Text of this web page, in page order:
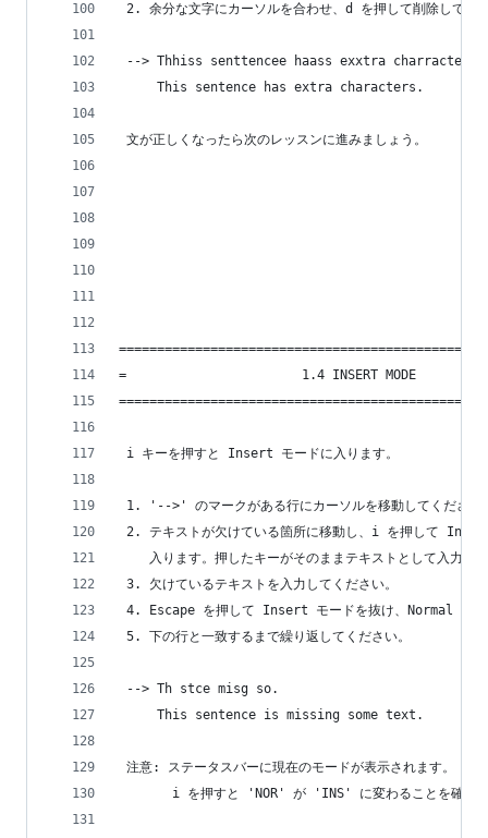
2. 余分な文字にカーソルを合わせ、d を押して削除してく
--> Thhiss senttencee haass exxtra
     This sentence has extra characters.
文が正しくなったら次のレッスンに進みましょう。
=                       1.4 INSERT MODE
i キーを押すと Insert モードに入ります。
1. '-->' のマークがある行にカーソルを移動してください
2. テキストが欠けている箇所に移動し、i を押して
入ります。押したキーがそのままテキストとして入力さ
3. 欠けているテキストを入力してください。
4. Escape を押して Insert モードを抜け、Normal モー
5. 下の行と一致するまで繰り返してください。
--> Th stce misg so.
     This sentence is missing some text.
注意: ステータスバーに現在のモードが表示されます。
i を押すと 'NOR' が 'INS' に変わることを確認